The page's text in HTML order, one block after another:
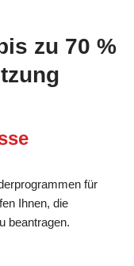
zu 70 %
für
Ihnen, die
beantragen.